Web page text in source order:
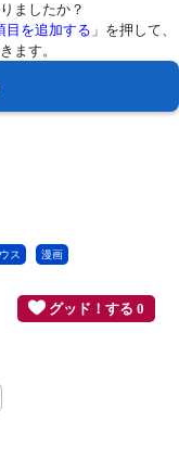
ましたか？
目を追加する 」を押して、
ます。
ス 漫画
グッド！する 0